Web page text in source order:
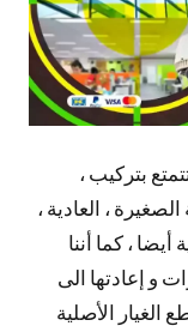
بتركيب ،
، العادية ،
، كما أننا
و إعادتها الى
الغيار الأصلية